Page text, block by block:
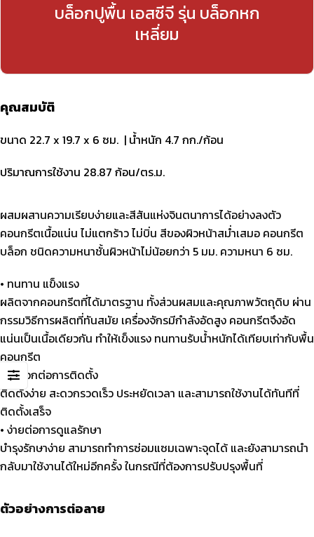
บล็อกปูพื้น เอสซีจี รุ่น บล็อกหก
เหลี่ยม
คุณสมบัติ
ขนาด 22.7 x 19.7 x 6 ซม. | น้ำหนัก 4.7 กก./ก้อน
ปริมาณการใช้งาน 28.87 ก้อน/ตร.ม.
ผสมผสานความเรียบง่ายและสีสันแห่งจินตนาการได้อย่างลงตัว
คอนกรีตเนื้อแน่น ไม่แตกร้าว ไม่บิ่น สีของผิวหน้าสม่ำเสมอ คอนกรีต
บล็อก ชนิดความหนาชั้นผิวหน้าไม่น้อยกว่า 5 มม. ความหนา 6 ซม.
• ทนทาน แข็งแรง
ผลิตจากคอนกรีตที่ได้มาตรฐาน ทั้งส่วนผสมและคุณภาพวัตถุดิบ ผ่าน
กรรมวิธีการผลิตที่ทันสมัย เครื่องจักรมีกำลังอัดสูง คอนกรีตจึงอัด
แน่นเป็นเนื้อเดียวกัน ทำให้เข็งแรง ทนทานรับน้ำหนักได้เทียบเท่ากับพื้น
คอนกรีต
• สะดวกต่อการติดตั้ง
ติดตั้งง่าย สะดวกรวดเร็ว ประหยัดเวลา และสามารถใช้งานได้ทันทีที่
ติดตั้งเสร็จ
• ง่ายต่อการดูแลรักษา
บำรุงรักษาง่าย สามารถทำการซ่อมแซมเฉพาะจุดได้ และยังสามารถนำ
กลับมาใช้งานได้ใหม่อีกครั้ง ในกรณีที่ต้องการปรับปรุงพื้นที่
ตัวอย่างการต่อลาย